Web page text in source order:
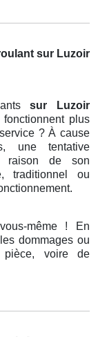
sur Luzoir
sur Luzoir
plus
? À cause
une tentative
raison de son
traditionnel ou
même ! En
dommages ou
pièce, voire de